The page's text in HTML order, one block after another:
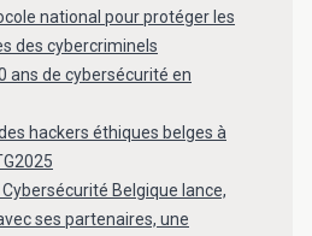
national pour protéger les
des cybercriminels
ans de cybersécurité en
hackers éthiques belges à
Cybersécurité Belgique lance,
ses partenaires, une